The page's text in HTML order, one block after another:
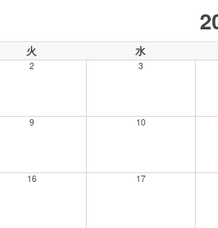
火 水
2 3
9 10
16 17